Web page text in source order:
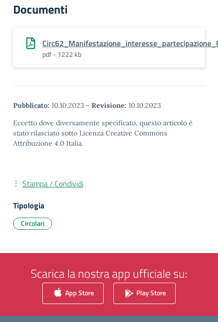
Documenti
pdf - 1222 kb
Pubblicato: 10.10.2023 - Revisione: 10.10.2023
Eccetto dove diversamente specificato, questo articolo è
stato rilasciato sotto Licenza Creative Commons
Attribuzione 4.0 Italia.
Stampa / Condividi
Tipologia
Circolari
Scarica la nostra app ufficiale su:
App Store Play Store